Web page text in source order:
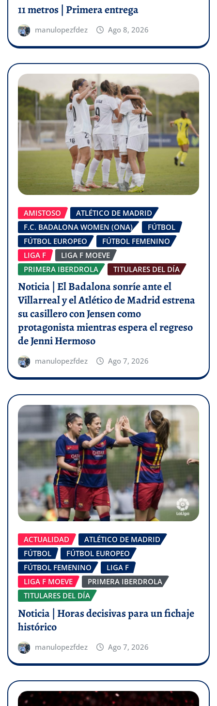
11 metros | Primera entrega
manulopezfdez Ago 8, 2026
AMISTOSO
ATLÉTICO DE MADRID
F.C. BADALONA WOMEN (ONA)
FÚTBOL
FÚTBOL EUROPEO
FÚTBOL FEMENINO
LIGA F
LIGA F MOEVE
PRIMERA IBERDROLA
TITULARES DEL DÍA
Noticia | El Badalona sonríe ante el
Villarreal y el Atlético de Madrid estrena
su casillero con Jensen como
protagonista mientras espera el regreso
de Jenni Hermoso
manulopezfdez Ago 7, 2026
ACTUALIDAD
ATLÉTICO DE MADRID
FÚTBOL
FÚTBOL EUROPEO
FÚTBOL FEMENINO
LIGA F
LIGA F MOEVE
PRIMERA IBERDROLA
TITULARES DEL DÍA
Noticia | Horas decisivas para un fichaje
histórico
manulopezfdez Ago 7, 2026